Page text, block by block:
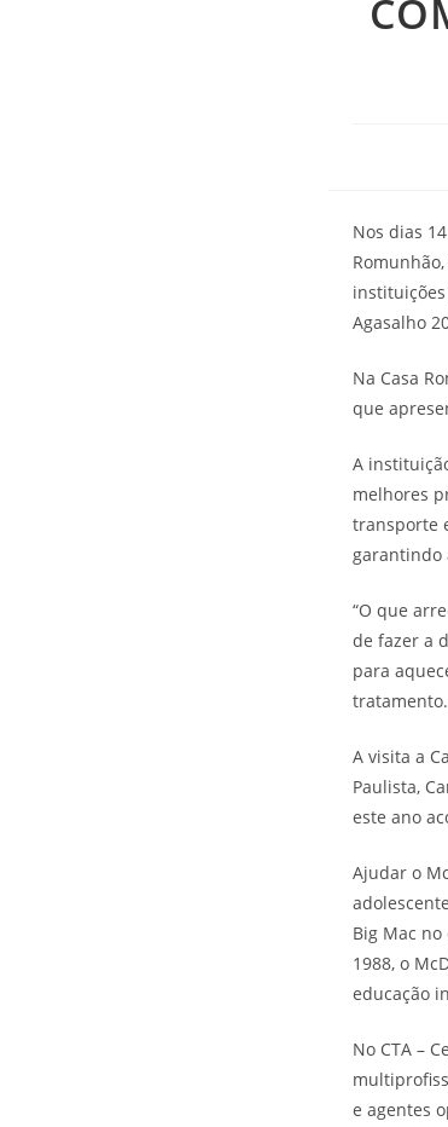
Nos dias
Agasalho
Na Casa
que
A
melhores
transporte
garantindo
“O que
de fazer a
para
tratamento.
A visita a
Paulista,
este ano
Ajudar o
Big Mac
1988, o
educação
No CTA –
e agentes